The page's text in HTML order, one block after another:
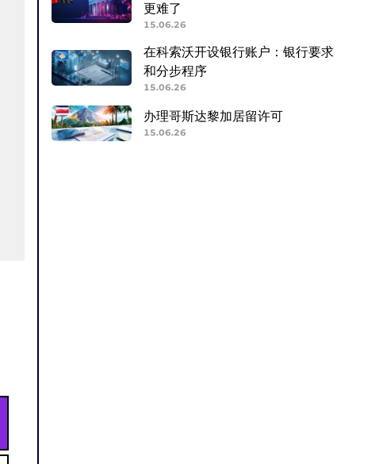
更难了
15.06.26
在科索沃开设银行账户：银行要求
和分步程序
15.06.26
办理哥斯达黎加居留许可
15.06.26